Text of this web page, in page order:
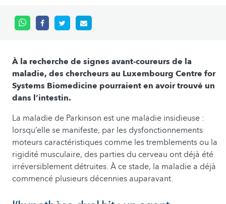
À la recherche de signes avant-coureurs de la
maladie, des chercheurs au Luxembourg Centre for
Systems Biomedicine pourraient en avoir trouvé un
dans l’intestin.
La maladie de Parkinson est une maladie insidieuse :
lorsqu’elle se manifeste, par les dysfonctionnements
moteurs caractéristiques comme les tremblements ou la
rigidité musculaire, des parties du cerveau ont déjà été
irréversiblement détruites. À ce stade, la maladie a déjà
commencé plusieurs décennies auparavant.